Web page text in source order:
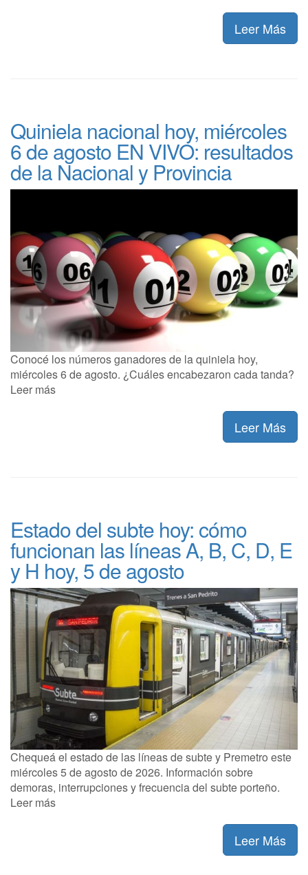
Leer Más
Quiniela nacional hoy, miércoles
6 de agosto EN VIVO: resultados
de la Nacional y Provincia
Conocé los números ganadores de la quiniela hoy,
miércoles 6 de agosto. ¿Cuáles encabezaron cada tanda?
Leer más
Leer Más
Estado del subte hoy: cómo
funcionan las líneas A, B, C, D, E
y H hoy, 5 de agosto
Chequeá el estado de las líneas de subte y Premetro este
miércoles 5 de agosto de 2026. Información sobre
demoras, interrupciones y frecuencia del subte porteño.
Leer más
Leer Más